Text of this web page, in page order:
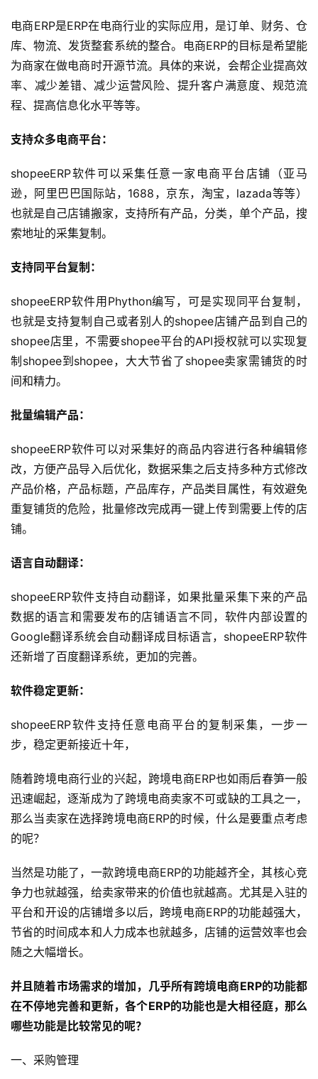
首
全
球
电商ERP是ERP在电商行业的实际应用，是订单、财务、仓
库、物流、发货整套系统的整合。电商ERP的目标是希望能
为商家在做电商时开源节流。具体的来说，会帮企业提高效
率、减少差错、减少运营风险、提升客户满意度、规范流
程、提高信息化水平等等。
支持众多电商平台：
shopeeERP软件可以采集任意一家电商平台店铺（亚马
逊，阿里巴巴国际站，1688，京东，淘宝，lazada等等）
也就是自己店铺搬家，支持所有产品，分类，单个产品，搜
索地址的采集复制。
支持同平台复制：
shopeeERP软件用Phython编写，可是实现同平台复制，
也就是支持复制自己或者别人的shopee店铺产品到自己的
shopee店里，不需要shopee平台的API授权就可以实现复
制shopee到shopee，大大节省了shopee卖家需铺货的时
间和精力。
批量编辑产品：
shopeeERP软件可以对采集好的商品内容进行各种编辑修
改，方便产品导入后优化，数据采集之后支持多种方式修改
产品价格，产品标题，产品库存，产品类目属性，有效避免
重复铺货的危险，批量修改完成再一键上传到需要上传的店
铺。
语言自动翻译：
shopeeERP软件支持自动翻译，如果批量采集下来的产品
数据的语言和需要发布的店铺语言不同，软件内部设置的
Google翻译系统会自动翻译成目标语言，shopeeERP软件
还新增了百度翻译系统，更加的完善。
软件稳定更新：
shopeeERP软件支持任意电商平台的复制采集，一步一
步，稳定更新接近十年，
随着跨境电商行业的兴起，跨境电商ERP也如雨后春笋一般
迅速崛起，逐渐成为了跨境电商卖家不可或缺的工具之一，
那么当卖家在选择跨境电商ERP的时候，什么是要重点考虑
的呢？
当然是功能了，一款跨境电商ERP的功能越齐全，其核心竞
争力也就越强，给卖家带来的价值也就越高。尤其是入驻的
平台和开设的店铺增多以后，跨境电商ERP的功能越强大，
节省的时间成本和人力成本也就越多，店铺的运营效率也会
随之大幅增长。
并且随着市场需求的增加，几乎所有跨境电商ERP的功能都
在不停地完善和更新，各个ERP的功能也是大相径庭，那么
哪些功能是比较常见的呢？
一、采购管理